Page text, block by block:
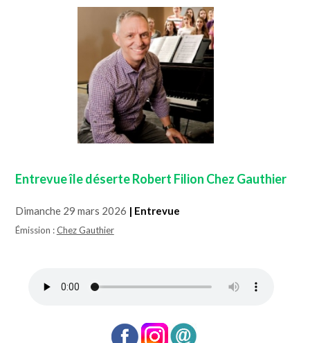
Entrevue île déserte Robert Filion Chez Gauthier
Dimanche 29 mars 2026 | Entrevue
Émission :Chez Gauthier